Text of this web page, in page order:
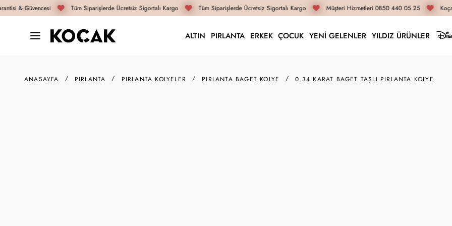
& Güvencesi Tüm Siparişlerde Ücretsiz Sigortalı Kargo Tüm Siparişlerde Ücretsiz Sigortalı Kargo Müşteri Hizmetleri 0850 440 05 25
ALTIN PIRLANTA ERKEK ÇOCUK YENİ GELENLER YILDIZ ÜRÜNLER
ANASAYFA PIRLANTA PIRLANTA KOLYELER PIRLANTA BAGET KOLYE 0.34 KARAT BAGET TAŞLI PIRLANTA KOLYE